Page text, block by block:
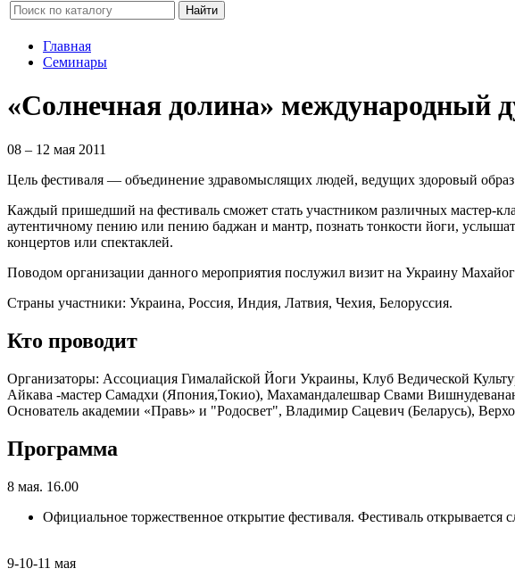
Найти
Главная
Семинары
«Солнечная долина» международный
08 – 12 мая 2011
Цель фестиваля — объединение здравомыслящих людей, ведущих здоровый
Каждый пришедший на фестиваль сможет стать участником различных мастер-
аутентичному пению или пению баджан и мантр, познать тонкости йоги,
концертов или спектаклей.
Поводом организации данного мероприятия послужил визит на Украину
Страны участники: Украина, Россия, Индия, Латвия, Чехия, Белоруссия.
Кто проводит
Организаторы: Ассоциация Гималайской Йоги Украины, Клуб Ведической
Айкава -мастер Самадхи (Япония,Токио), Махамандалешвар Свами
Основатель академии «Правь» и "Родосвет", Владимир Сацевич (Беларусь),
Программа
8 мая. 16.00
Официальное торжественное открытие фестиваля. Фестиваль
9-10-11 мая